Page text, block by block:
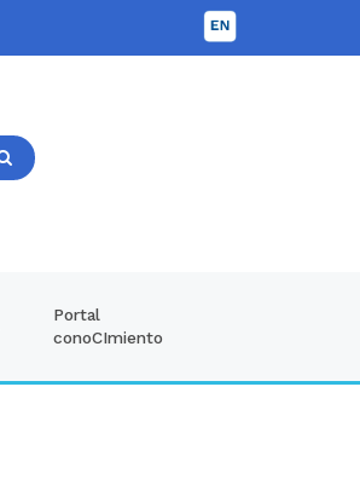
Portal
conoCImiento